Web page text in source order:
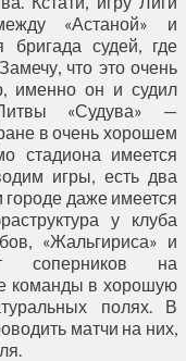
«Астаной» и
бригада судей, где
что это очень
именно он и судил
«Судува» —
в очень хорошем
стадиона имеется
игры, есть два
даже имеется
у клуба
«Жальгириса» и
соперников на
команды в хорошую
полях. В
матчи на них,